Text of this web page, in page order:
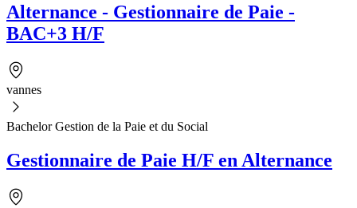
Alternance - Gestionnaire de Paie -
BAC+3 H/F
vannes
Bachelor Gestion de la Paie et du Social
Gestionnaire de Paie H/F en Alternance